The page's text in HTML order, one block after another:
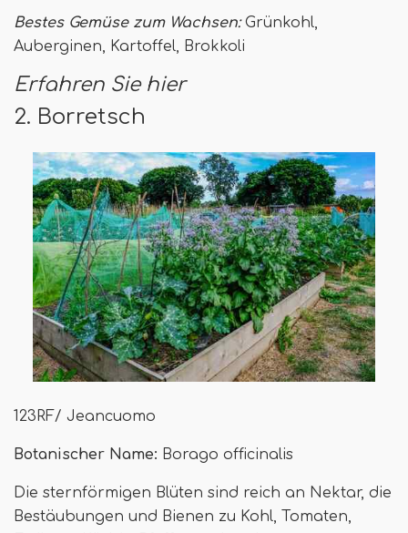
Bestes Gemüse zum Wachsen:Grünkohl,
Auberginen, Kartoffel, Brokkoli
Erfahren Sie hier
2. Borretsch
123RF/ Jeancuomo
Botanischer Name: Borago officinalis
Die sternförmigen Blüten sind reich an Nektar, die
Bestäubungen und Bienen zu Kohl, Tomaten,